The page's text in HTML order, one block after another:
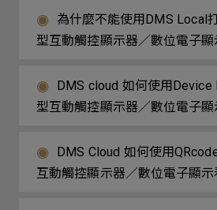
為什麼不能使用DMS Local
型互動觸控顯示器／數位電子顯
DMS cloud 如何使用Device
型互動觸控顯示器／數位電子顯
DMS Cloud 如何使用
互動觸控顯示器／數位電子顯示